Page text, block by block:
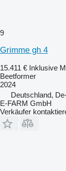
9
Grimme gh 4
15.411 € Inklusive
Beetformer
2024
Deutschland,
E-FARM GmbH
Verkäufer